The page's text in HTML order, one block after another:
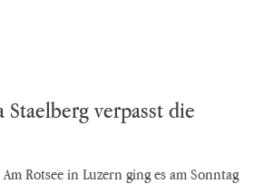
verpasst die
Am Rotsee in Luzern ging es am Sonntag